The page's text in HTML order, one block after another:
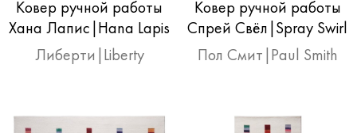
Ковер ручной работы
Хана Лапис|Hana Lapis
Либерти|Liberty
Ковер ручной работы
Спрей Свёл|Spray Swirl
Пол Смит|Paul Smith